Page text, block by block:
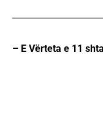
– E Vërteta e 11